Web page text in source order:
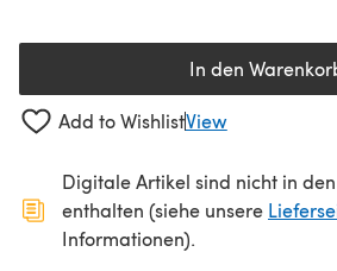
In den
Add to WishlistView
Digitale Artikel sind nicht in
enthalten (siehe unsere
Informationen).